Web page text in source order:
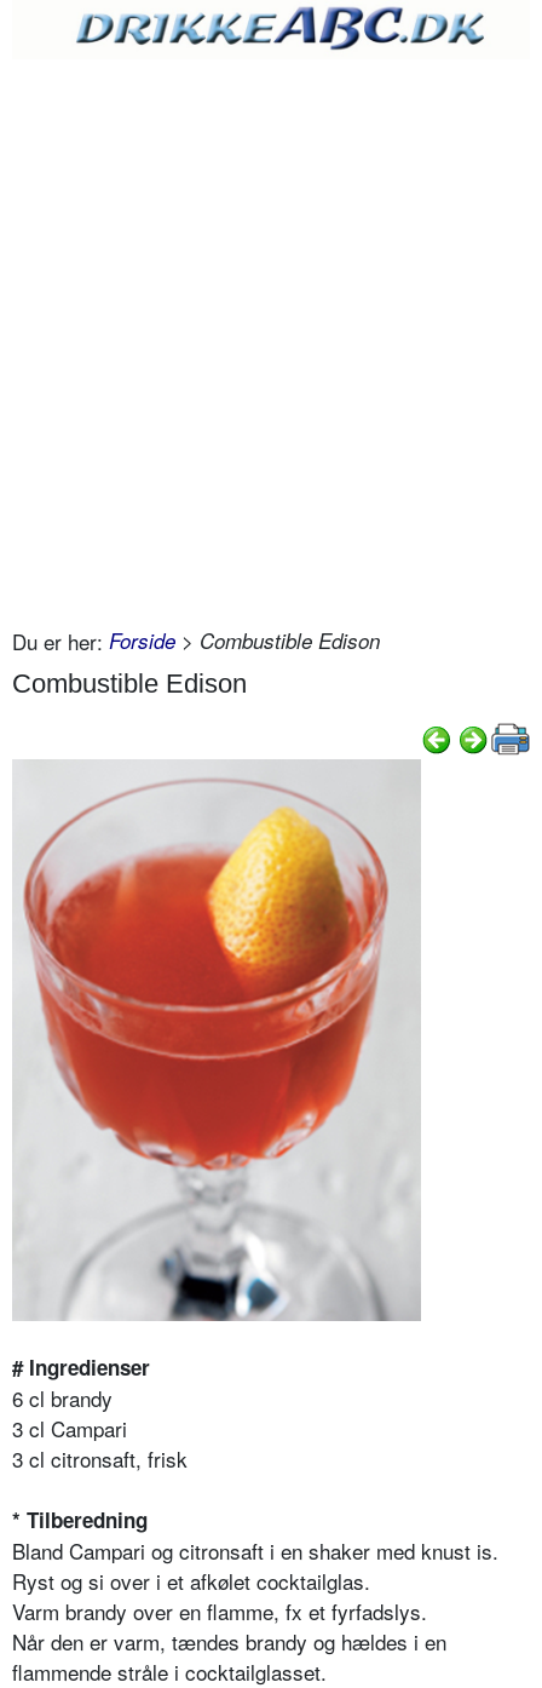
Du er her: Forside > Combustible Edison
Combustible Edison
# Ingredienser
6 cl brandy
3 cl Campari
3 cl citronsaft, frisk
* Tilberedning
Bland Campari og citronsaft i en shaker med knust is.
Ryst og si over i et afkølet cocktailglas.
Varm brandy over en flamme, fx et fyrfadslys.
Når den er varm, tændes brandy og hældes i en
flammende stråle i cocktailglasset.